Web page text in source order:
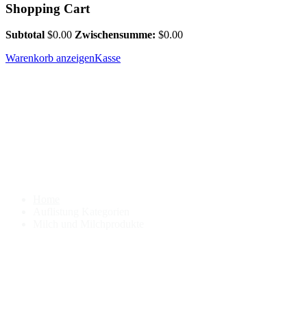
Shopping Cart
Subtotal $0.00 Zwischensumme: $0.00
Warenkorb anzeigenKasse